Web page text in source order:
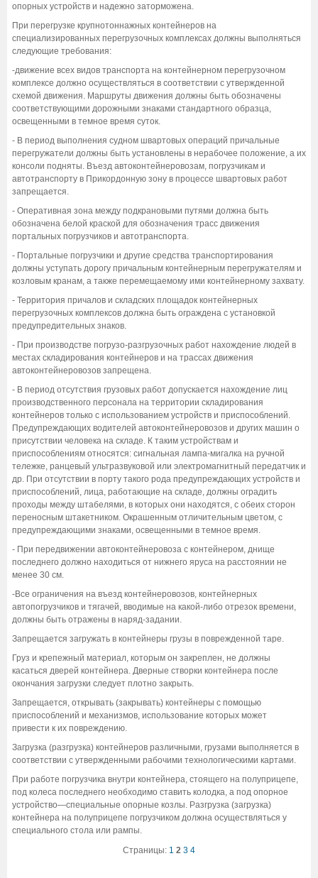
опорных устройств и надежно заторможена.
При перегрузке крупнотоннажных контейнеров на
специализированных перегрузочных комплексах должны выполняться
следующие требования:
-движение всех видов транспорта на контейнерном перегрузочном
комплексе должно осуществляться в соответствии с утвержденной
схемой движения. Маршруты движения должны быть обозначены
соответствующими дорожными знаками стандартного образца,
освещенными в темное время суток.
- В период выполнения судном швартовых операций причальные
перегружатели должны быть установлены в нерабочее положение, а их
консоли подняты. Въезд автоконтейнеровозам, погрузчикам и
автотранспорту в Прикордонную зону в процессе швартовых работ
запрещается.
- Оперативная зона между подкрановыми путями должна быть
обозначена белой краской для обозначения трасс движения
портальных погрузчиков и автотранспорта.
- Портальные погрузчики и другие средства транспортирования
должны уступать дорогу причальным контейнерным перегружателям и
козловым кранам, а также перемещаемому ими контейнерному захвату.
- Территория причалов и складских площадок контейнерных
перегрузочных комплексов должна быть ограждена с установкой
предупредительных знаков.
- При производстве погрузо-разгрузочных работ нахождение людей в
местах складирования контейнеров и на трассах движения
автоконтейнеровозов запрещена.
- В период отсутствия грузовых работ допускается нахождение лиц
производственного персонала на территории складирования
контейнеров только с использованием устройств и приспособлений.
Предупреждающих водителей автоконтейнеровозов и других машин о
присутствии человека на складе. К таким устройствам и
приспособлениям относятся: сигнальная лампа-мигалка на ручной
тележке, ранцевый ультразвуковой или электромагнитный передатчик и
др. При отсутствии в порту такого рода предупреждающих устройств и
приспособлений, лица, работающие на складе, должны оградить
проходы между штабелями, в которых они находятся, с обеих сторон
переносным штакетником. Окрашенным отличительным цветом, с
предупреждающими знаками, освещенными в темное время.
- При передвижении автоконтейнеровоза с контейнером, днище
последнего должно находиться от нижнего яруса на расстоянии не
менее 30 см.
-Все ограничения на въезд контейнеровозов, контейнерных
автопогрузчиков и тягачей, вводимые на какой-либо отрезок времени,
должны быть отражены в наряд-задании.
Запрещается загружать в контейнеры грузы в поврежденной таре.
Груз и крепежный материал, которым он закреплен, не должны
касаться дверей контейнера. Дверные створки контейнера после
окончания загрузки следует плотно закрыть.
Запрещается, открывать (закрывать) контейнеры с помощью
приспособлений и механизмов, использование которых может
привести к их повреждению.
Загрузка (разгрузка) контейнеров различными, грузами выполняется в
соответствии с утвержденными рабочими технологическими картами.
При работе погрузчика внутри контейнера, стоящего на полуприцепе,
под колеса последнего необходимо ставить колодка, а под опорное
устройство—специальные опорные козлы. Разгрузка (загрузка)
контейнера на полуприцепе погрузчиком должна осуществляться у
специального стола или рампы.
Страницы: 1 2 3 4